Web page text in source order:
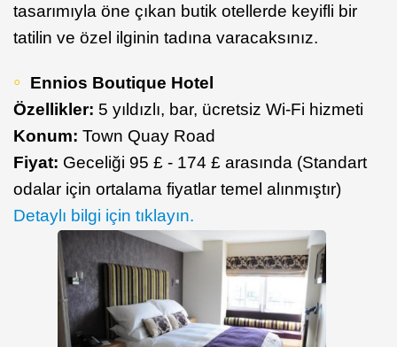
tasarımıyla öne çıkan butik otellerde keyifli bir
tatilin ve özel ilginin tadına varacaksınız.
Ennios Boutique Hotel
Özellikler: 5 yıldızlı, bar, ücretsiz Wi-Fi hizmeti
Konum: Town Quay Road
Fiyat: Geceliği 95 £ - 174 £ arasında (Standart
odalar için ortalama fiyatlar temel alınmıştır)
Detaylı bilgi için tıklayın.